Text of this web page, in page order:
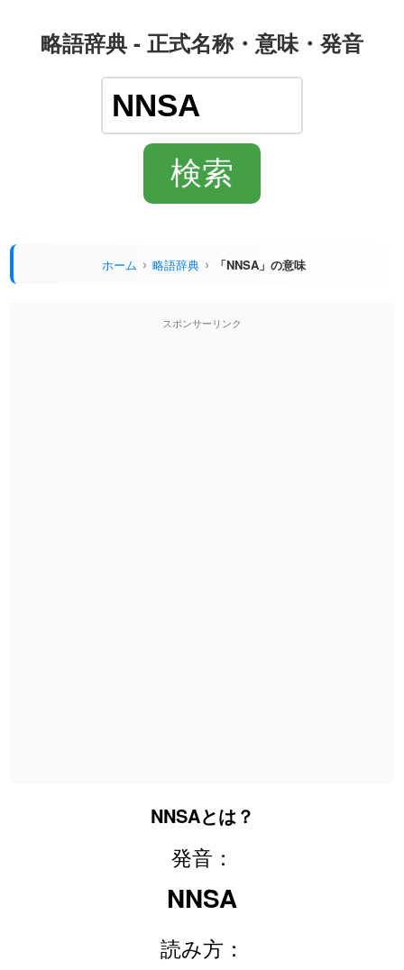
略語辞典 - 正式名称・意味・発音
ホーム 略語辞典 「NNSA」の意味
スポンサーリンク
NNSAとは？
発音：
NNSA
読み方：